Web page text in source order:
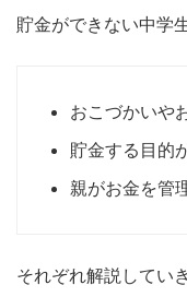
貯金ができない中学
おこづかいや
貯金する目的
親がお金を管
それぞれ解説してい